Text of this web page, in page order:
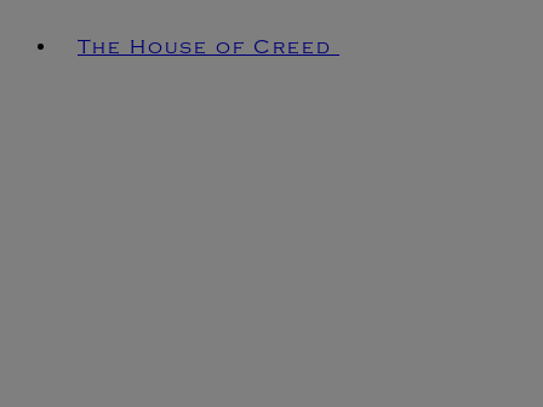
The House of Creed